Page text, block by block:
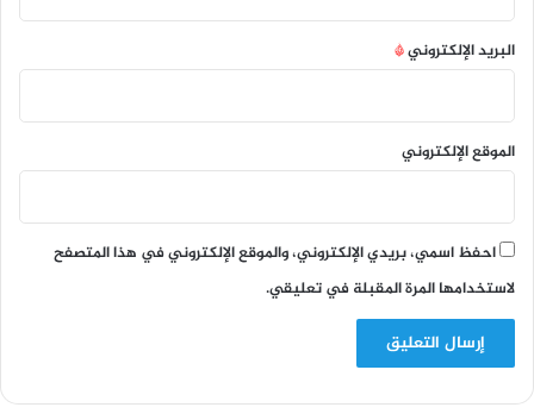
البريد الإلكتروني*
الموقع الإلكتروني
احفظ اسمي، بريدي الإلكتروني، والموقع الإلكتروني في هذا المتصفح
لاستخدامها المرة المقبلة في تعليقي.